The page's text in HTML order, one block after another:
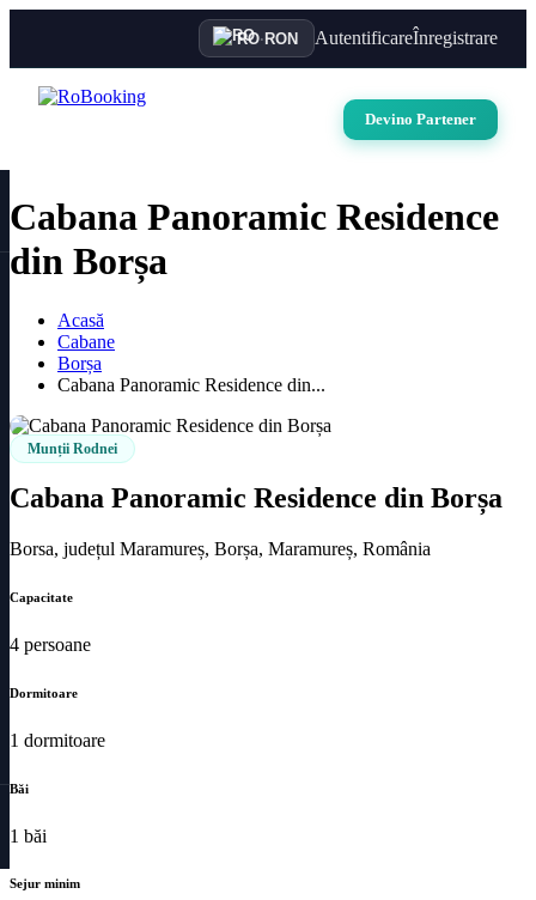
RO·RON AutentificareÎnregistrare
Devino Partener
Cabana Panoramic Residence
din Borșa
Acasă
Cabane
Borșa
Cabana Panoramic Residence din...
Munții Rodnei
Cabana Panoramic Residence din Borșa
Borsa, județul Maramureș, Borșa, Maramureș, România
Capacitate
4 persoane
Dormitoare
1 dormitoare
Băi
1 băi
Sejur minim